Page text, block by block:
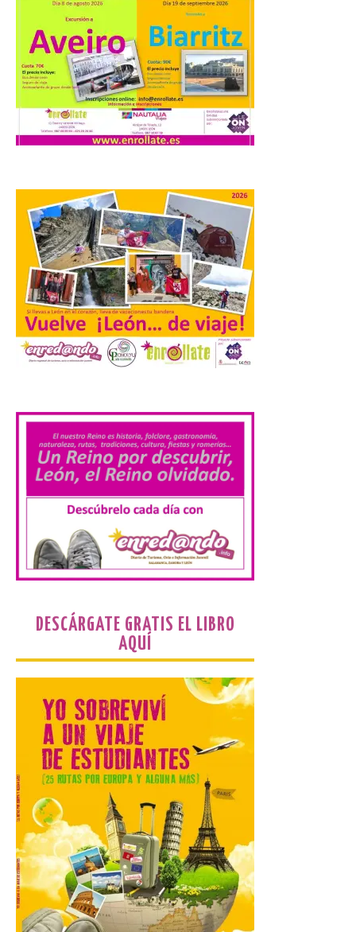
distribuye folletos con la
programación del evento
del eclipse solar que
organiza con la ESA y el
Ayuntamiento
7 Ago 2026
Los materiales ya pueden
Información Turística de
León e incluyen, además
del programa del evento, una guía
práctica con recomendaciones
elaboradas por especialistas para
observar el eclipse con seguridad León, 7
de agosto de 2026. La programación […]
Laciana comienza su
programación para
disfrutar el eclipse total
7 Ago 2026
Durante los días 1 y 2 de
agosto, tanto el público
infantil como el adulto
pudo disfrutar de un
planetario que se instaló
en el polideportivo municipal, con pases
de mañana dedicados preferentemente al
público infantil y, el resto del […]
Más de 200.000 jóvenes
nacidos en 2008 ya han
solicitado el Bono Cultural
Joven 2026 en su primer
mes de vigencia
7 Ago 2026
Las personas que hayan
cumplido o cumplan 18
años en 2026 pueden
solicitar esta ayuda en la
web
https://bonoculturajoven.gob.es/ hasta el
31 de octubre. Desde este año, los 400
euros del Bono pueden utilizarse tanto
para consumir productos culturales como
[…]
DESCÁRGATE GRATIS EL LIBRO
AQUÍ